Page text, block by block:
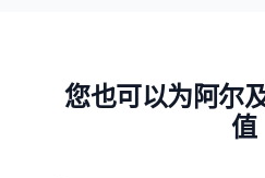
您也可以为阿尔
值